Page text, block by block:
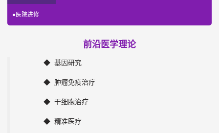
●医院进修
前沿医学理论
◆ 基因研究
◆ 肿瘤免疫治疗
◆ 干细胞治疗
◆ 精准医疗